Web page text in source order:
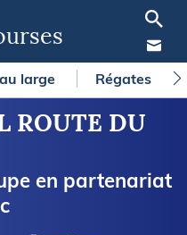
large Régates
ROUTE DU
en partenariat